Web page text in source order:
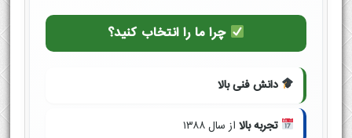
چرا ما را انتخاب کنید؟
دانش فنی بالا
تجربه بالا از سال ۱۳۸۸